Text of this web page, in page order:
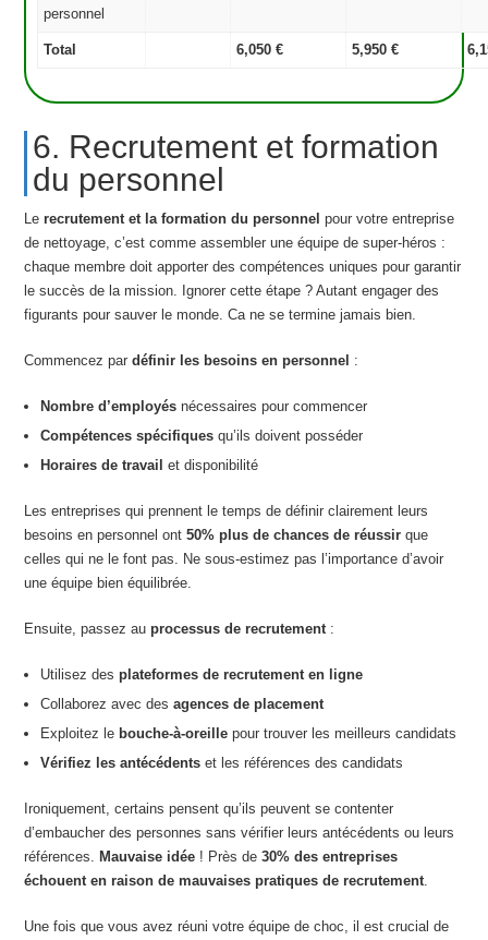
personnel
Total 6,050 € 5,950 €
6. Recrutement et formation
du personnel
Lerecrutement et la formation du personnel pour votre entreprise
de nettoyage, c’est comme assembler une équipe de super-héros :
chaque membre doit apporter des compétences uniques pour garantir
le succès de la mission. Ignorer cette étape ? Autant engager des
figurants pour sauver le monde. Ca ne se termine jamais bien.
Commencez pardéfinir les besoins en personnel :
Nombre d’employés nécessaires pour commencer
Compétences spécifiques qu’ils doivent posséder
Horaires de travail et disponibilité
Les entreprises qui prennent le temps de définir clairement leurs
besoins en personnel ont50% plus de chances de réussir que
celles qui ne le font pas. Ne sous-estimez pas l’importance d’avoir
une équipe bien équilibrée.
Ensuite, passez auprocessus de recrutement :
Utilisez desplateformes de recrutement en ligne
Collaborez avec desagences de placement
Exploitez le bouche-à-oreille pour trouver les meilleurs candidats
Vérifiez les antécédents et les références des candidats
Ironiquement, certains pensent qu’ils peuvent se contenter
d’embaucher des personnes sans vérifier leurs antécédents ou leurs
références.Mauvaise idée ! Près de30% des entreprises
échouent en raison de mauvaises pratiques de recrutement
Une fois que vous avez réuni votre équipe de choc, il est crucial de